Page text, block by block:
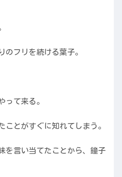
のフリを続ける葉子。
って来る。
ことがすぐに知れてしまう。
を言い当てたことから、鐘子